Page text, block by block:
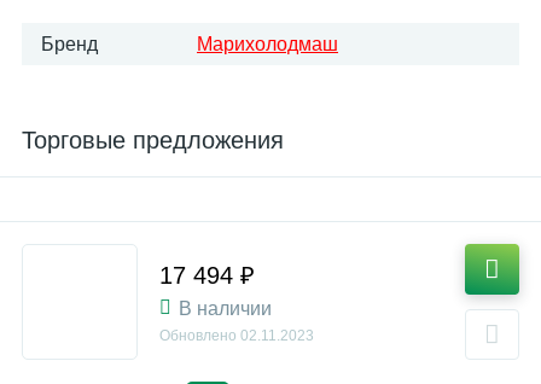
Бренд Марихолодмаш
Торговые предложения
17 494 ₽
В наличии
Обновлено 02.11.2023